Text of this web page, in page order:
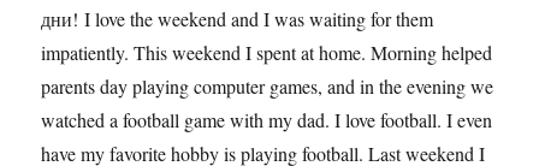
дни! I love the weekend and I was waiting for them
impatiently. This weekend I spent at home. Morning helped
parents day playing computer games, and in the evening we
watched a football game with my dad. I love football. I even
have my favorite hobby is playing football. Last weekend I